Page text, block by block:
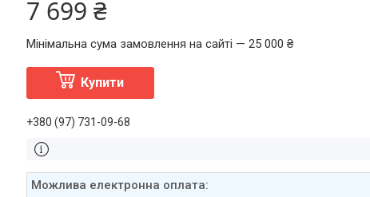
7 699 ₴
Мінімальна сума замовлення на сайті — 25 000 ₴
Купити
+380 (97) 731-09-68